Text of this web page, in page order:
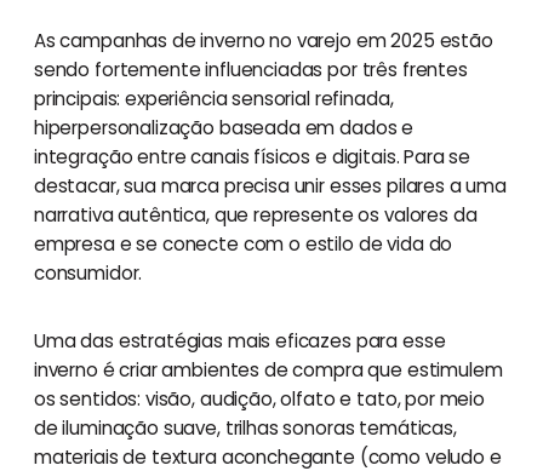
As campanhas de inverno no varejo em 2025 estão
sendo fortemente influenciadas por três frentes
principais: experiência sensorial refinada,
hiperpersonalização baseada em dados e
integração entre canais físicos e digitais. Para se
destacar, sua marca precisa unir esses pilares a uma
narrativa autêntica, que represente os valores da
empresa e se conecte com o estilo de vida do
consumidor.
Uma das estratégias mais eficazes para esse
inverno é criar ambientes de compra que estimulem
os sentidos: visão, audição, olfato e tato, por meio
de iluminação suave, trilhas sonoras temáticas,
materiais de textura aconchegante (como veludo e